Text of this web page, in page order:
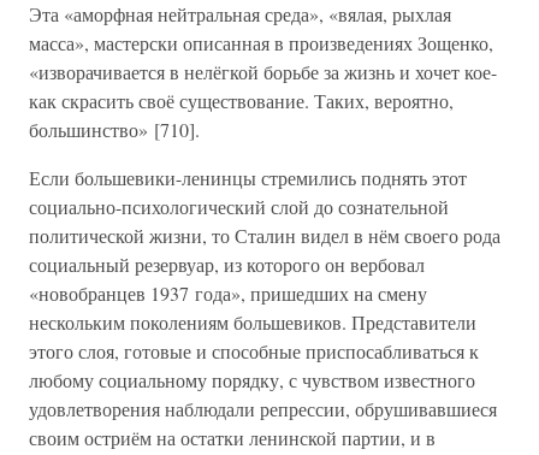
Эта «аморфная нейтральная среда», «вялая, рыхлая
масса», мастерски описанная в произведениях Зощенко,
«изворачивается в нелёгкой борьбе за жизнь и хочет кое-
как скрасить своё существование. Таких, вероятно,
большинство» [710].
Если большевики-ленинцы стремились поднять этот
социально-психологический слой до сознательной
политической жизни, то Сталин видел в нём своего рода
социальный резервуар, из которого он вербовал
«новобранцев 1937 года», пришедших на смену
нескольким поколениям большевиков. Представители
этого слоя, готовые и способные приспосабливаться к
любому социальному порядку, с чувством известного
удовлетворения наблюдали репрессии, обрушивавшиеся
своим остриём на остатки ленинской партии, и в